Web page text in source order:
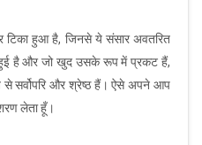
टिका हुआ है, जिनसे ये संसार अवतरित
हुई है और जो खुद उसके रूप में प्रकट हैं,
सर्वोपरि और श्रेष्ठ हैं। ऐसे अपने आप
लेता हूँ।